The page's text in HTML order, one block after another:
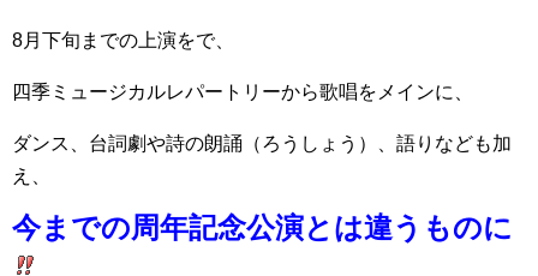
8月下旬までの上演をで、
四季ミュージカルレパートリーから歌唱をメインに、
ダンス、台詞劇や詩の朗誦（ろうしょう）、語りなども加
え、
今までの周年記念公演とは違うものに